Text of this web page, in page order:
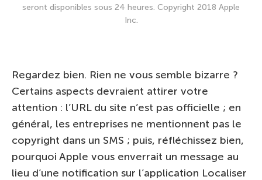
seront disponibles sous 24 heures. Copyright 2018 Apple
Inc.
Regardez bien. Rien ne vous semble bizarre ?
Certains aspects devraient attirer votre
attention : l’URL du site n’est pas officielle ; en
général, les entreprises ne mentionnent pas le
copyright dans un SMS ; puis, réfléchissez bien,
pourquoi Apple vous enverrait un message au
lieu d’une notification sur l’application Localiser